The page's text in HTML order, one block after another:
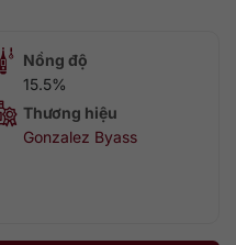
Nồng độ
15.5%
Thương hiệu
Gonzalez Byass